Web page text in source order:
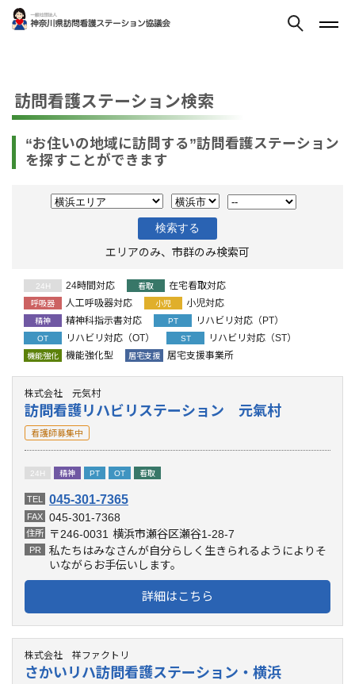
訪問看護ステーション検索
“お住いの地域に訪問する”訪問看護ステーション
を探すことができます
エリアのみ、市群のみ検索可
24H 24時間対応 看取 在宅看取対応
呼吸器 人工呼吸器対応 小児 小児対応
精神 精神科指示書対応 PT リハビリ対応（PT）
OT リハビリ対応（OT） ST リハビリ対応（ST）
機能強化 機能強化型 居宅支援 居宅支援事業所
株式会社 元気村
訪問看護リハビリステーション 元氣村
看護師募集中
24H 精神 PT OT 看取
TEL 045-301-7365
FAX 045-301-7368
住所 〒246-0031 横浜市瀬谷区瀬谷1-28-7
PR
私たちはみなさんが自分らしく生きられるようによりそ
いながらお手伝いします。
詳細はこちら
株式会社 祥ファクトリ
さかいリハ訪問看護ステーション・横浜